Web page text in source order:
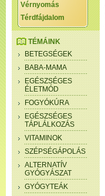
Vérnyomás
Térdfájdalom
TÉMÁINK
BETEGSÉGEK
BABA-MAMA
EGÉSZSÉGES
ÉLETMÓD
FOGYÓKÚRA
EGÉSZSÉGES
TÁPLÁLKOZÁS
VITAMINOK
SZÉPSÉGÁPOLÁS
ALTERNATÍV
GYÓGYÁSZAT
GYÓGYTEÁK